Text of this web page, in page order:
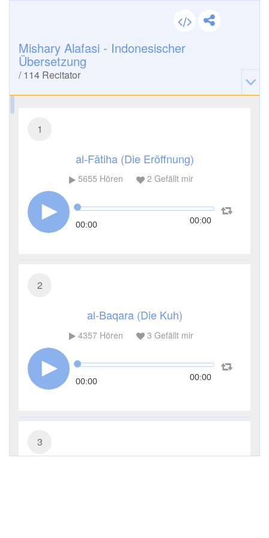
Mishary Alafasi - Indonesischer
Übersetzung
/114 Recitator
1
al-Fātiha (Die Eröffnung)
5655 Hören 2 Gefällt mir
00:00 00:00
2
al-Baqara (Die Kuh)
4357Hören 3 Gefällt mir
00:00 00:00
3